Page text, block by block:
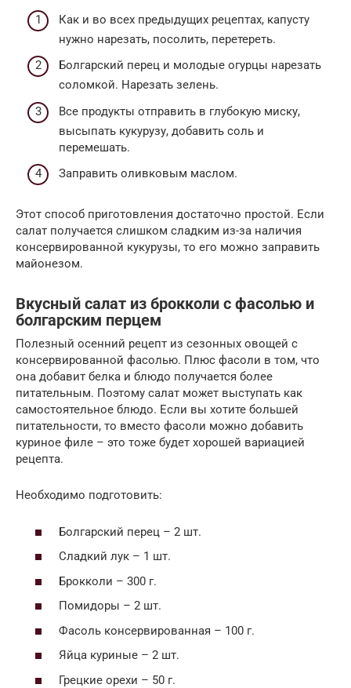
Как и во всех предыдущих рецептах, капусту
нужно нарезать, посолить, перетереть.
Болгарский перец и молодые огурцы нарезать
соломкой. Нарезать зелень.
Все продукты отправить в глубокую миску,
высыпать кукурузу, добавить соль и
перемешать.
Заправить оливковым маслом.
Этот способ приготовления достаточно простой. Если
салат получается слишком сладким из-за наличия
консервированной кукурузы, то его можно заправить
майонезом.
Вкусный салат из брокколи с фасолью и
болгарским перцем
Полезный осенний рецепт из сезонных овощей с
консервированной фасолью. Плюс фасоли в том, что
она добавит белка и блюдо получается более
питательным. Поэтому салат может выступать как
самостоятельное блюдо. Если вы хотите большей
питательности, то вместо фасоли можно добавить
куриное филе – это тоже будет хорошей вариацией
рецепта.
Необходимо подготовить:
Болгарский перец – 2 шт.
Сладкий лук – 1 шт.
Брокколи – 300 г.
Помидоры – 2 шт.
Фасоль консервированная – 100 г.
Яйца куриные – 2 шт.
Грецкие орехи – 50 г.